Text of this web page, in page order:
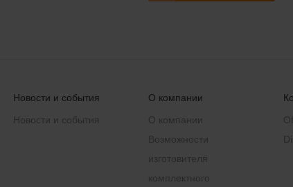
Новости и события
Новости и события
О компании
О компании
Возможности
изготовителя
комплектного